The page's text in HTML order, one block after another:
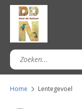
Home Lentegevoel